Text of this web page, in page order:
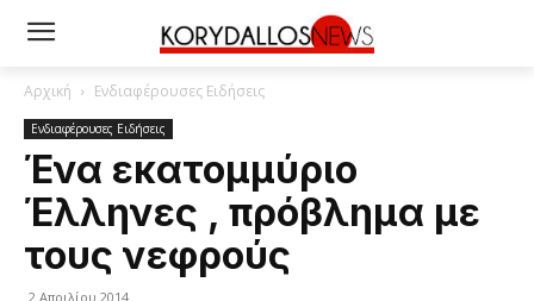
Αρχική Ενδιαφέρουσες Ειδήσεις
Ενδιαφέρουσες Ειδήσεις
Ένα εκατομμύριο
Έλληνες , πρόβλημα με
τους νεφρούς
2 Απριλίου 2014